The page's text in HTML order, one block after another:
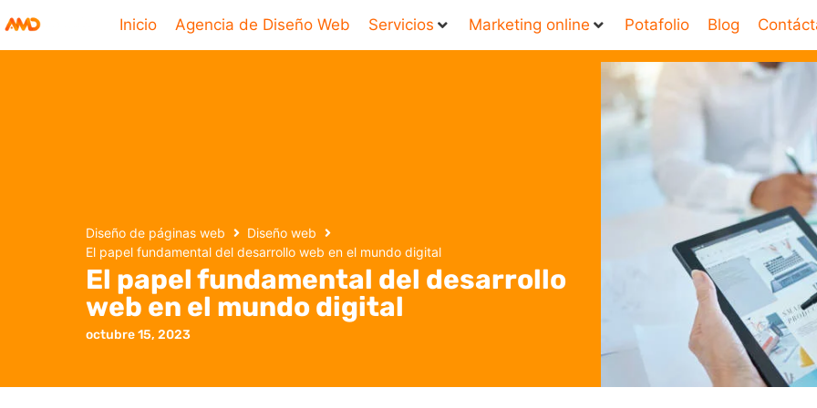
Inicio Agencia de Diseño Web Servicios Marketing online Potafolio Blog
Diseño de páginas web
Diseño web
El papel fundamental del desarrollo web en el mundo digital
El papel fundamental del desarrollo
web en el mundo digital
octubre 15, 2023